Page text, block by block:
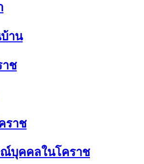
าน
าช
ราช
บุคคลในโคราช